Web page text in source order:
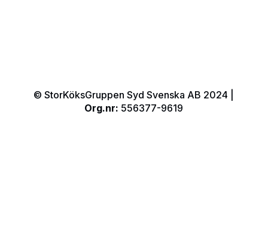
© StorKöksGruppen Syd Svenska AB 2024 |
Org.nr: 556377-9619